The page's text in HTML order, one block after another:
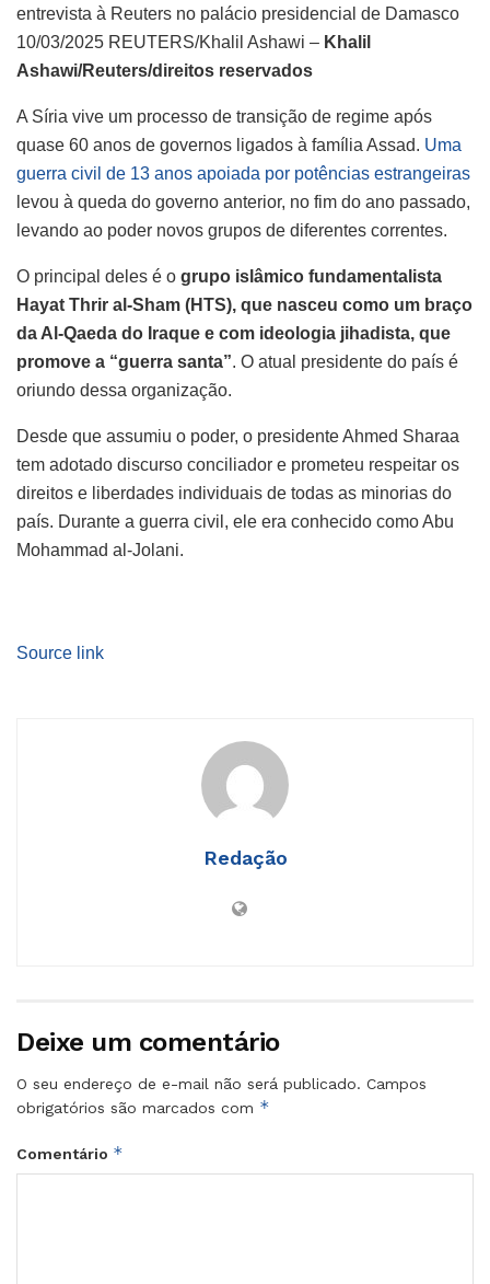
entrevista à Reuters no palácio presidencial de Damasco
10/03/2025 REUTERS/Khalil Ashawi – Khalil
Ashawi/Reuters/direitos reservados
A Síria vive um processo de transição de regime após
quase 60 anos de governos ligados à família Assad. Uma
guerra civil de 13 anos apoiada por potências estrangeiras
levou à queda do governo anterior, no fim do ano passado,
levando ao poder novos grupos de diferentes correntes.
O principal deles é o grupo islâmico fundamentalista
Hayat Thrir al-Sham (HTS), que nasceu como um braço
da Al-Qaeda do Iraque e com ideologia jihadista, que
promove a “guerra santa”. O atual presidente do país é
oriundo dessa organização.
Desde que assumiu o poder, o presidente Ahmed Sharaa
tem adotado discurso conciliador e prometeu respeitar os
direitos e liberdades individuais de todas as minorias do
país. Durante a guerra civil, ele era conhecido como Abu
Mohammad al-Jolani.
Source link
Redação
Deixe um comentário
O seu endereço de e-mail não será publicado. Campos
obrigatórios são marcados com *
Comentário *